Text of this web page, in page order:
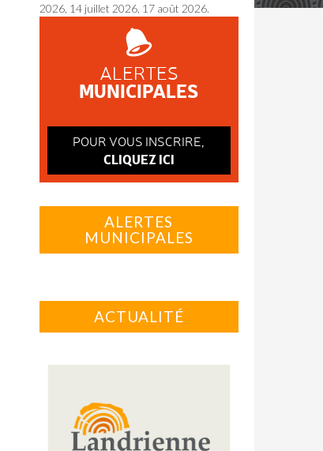
2026, 14 juillet 2026, 17 août 2026.
ALERTES
MUNICIPALES
POUR VOUS INSCRIRE,
CLIQUEZ ICI
ALERTES
MUNICIPALES
ACTUALITÉ